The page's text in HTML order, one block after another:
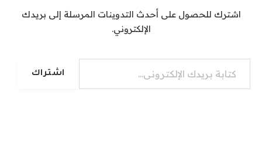
اشترك للحصول على أحدث التدوينات المرسلة إلى بريدك
الإلكتروني.
كتابة بريدك الإلكتروني...
اشتراك